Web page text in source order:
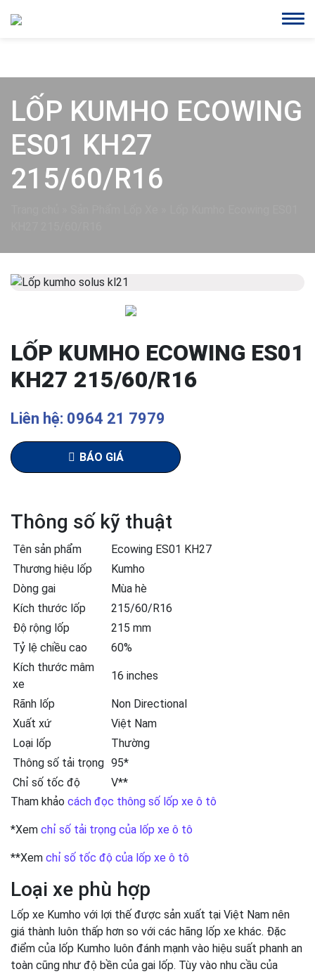
LỐP KUMHO ECOWING
ES01 KH27
215/60/R16
LỐP KUMHO ECOWING ES01
KH27 215/60/R16
Liên hệ: 0964 21 7979
BÁO GIÁ
Thông số kỹ thuật
Tên sản phẩm
Ecowing ES01 KH27
Thương hiệu lốp
Kumho
Dòng gai
Mùa hè
Kích thước lốp
215/60/R16
Độ rộng lốp
215 mm
Tỷ lệ chiều cao
60%
Kích thước mâm
xe
16 inches
Rãnh lốp
Non Directional
Xuất xứ
Việt Nam
Loại lốp
Thường
Thông số tải trọng 95*
Chỉ số tốc độ
V**
Tham khảo cách đọc thông số lốp xe ô tô
*Xem chỉ số tải trọng của lốp xe ô tô
**Xem chỉ số tốc độ của lốp xe ô tô
Loại xe phù hợp
Lốp xe Kumho với lợi thế được sản xuất tại Việt Nam nên
giá thành luôn thấp hơn so với các hãng lốp xe khác. Đặc
điểm của lốp Kumho luôn đánh mạnh vào hiệu suất phanh an
toàn cũng như độ bền của gai lốp. Tùy vào nhu cầu của